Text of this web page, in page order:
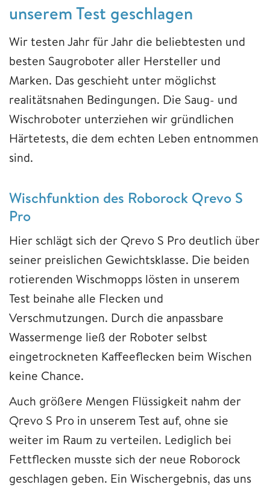
unserem Test geschlagen
Wir testen Jahr für Jahr die beliebtesten und
besten Saugroboter aller Hersteller und
Marken. Das geschieht unter möglichst
realitätsnahen Bedingungen. Die Saug- und
Wischroboter unterziehen wir gründlichen
Härtetests, die dem echten Leben entnommen
sind.
Wischfunktion des Roborock Qrevo S
Pro
Hier schlägt sich der Qrevo S Pro deutlich über
seiner preislichen Gewichtsklasse. Die beiden
rotierenden Wischmopps lösten in unserem
Test beinahe alle Flecken und
Verschmutzungen. Durch die anpassbare
Wassermenge ließ der Roboter selbst
eingetrockneten Kaffeeflecken beim Wischen
keine Chance.
Auch größere Mengen Flüssigkeit nahm der
Qrevo S Pro in unserem Test auf, ohne sie
weiter im Raum zu verteilen. Lediglich bei
Fettflecken musste sich der neue Roborock
geschlagen geben. Ein Wischergebnis, das uns